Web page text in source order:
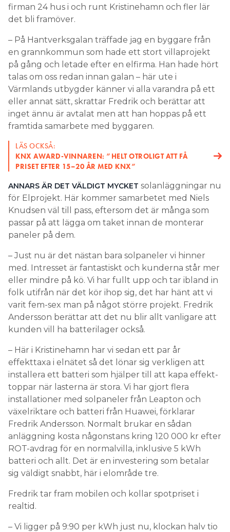
firman 24 hus i och runt Kristinehamn och fler lär
det bli framöver.
– På Hantverksgalan träffade jag en byggare från
en grannkommun som hade ett stort villaprojekt
på gång och letade efter en elfirma. Han hade hört
talas om oss redan innan galan – här ute i
Värmlands utbygder känner vi alla varandra på ett
eller annat sätt, skrattar Fredrik och berättar att
inget ännu är avtalat men att han hoppas på ett
framtida samarbete med byggaren.
LÄS OCKSÅ:
KNX AWARD-VINNAREN: ”HELT OTROLIGT ATT FÅ
PRISET EFTER 15–20 ÅR MED KNX”
ANNARS ÄR DET VÄLDIGT MYCKET solanläggningar nu
för Elprojekt. Här kommer samarbetet med Niels
Knudsen väl till pass, eftersom det är många som
passar på att lägga om taket innan de monterar
paneler på dem.
– Just nu är det nästan bara solpaneler vi hinner
med. Intresset är fantastiskt och kunderna står mer
eller mindre på kö. Vi har fullt upp och tar ibland in
folk utifrån när det kör ihop sig, det har hänt att vi
varit fem-sex man på något större projekt. Fredrik
Andersson berättar att det nu blir allt vanligare att
kunden vill ha batterilager också.
– Här i Kristinehamn har vi sedan ett par år
effekttaxa i elnätet så det lönar sig verkligen att
installera ett batteri som hjälper till att kapa effekt-
toppar när lasterna är stora. Vi har gjort flera
installationer med solpaneler från Leapton och
växelriktare och batteri från Huawei, förklarar
Fredrik Andersson. Normalt brukar en sådan
anläggning kosta någonstans kring 120 000 kr efter
ROT-avdrag för en normalvilla, inklusive 5 kWh
batteri och allt. Det är en investering som betalar
sig väldigt snabbt, här i elområde tre.
Fredrik tar fram mobilen och kollar spotpriset i
realtid.
– Vi ligger på 9:90 per kWh just nu, klockan halv tio